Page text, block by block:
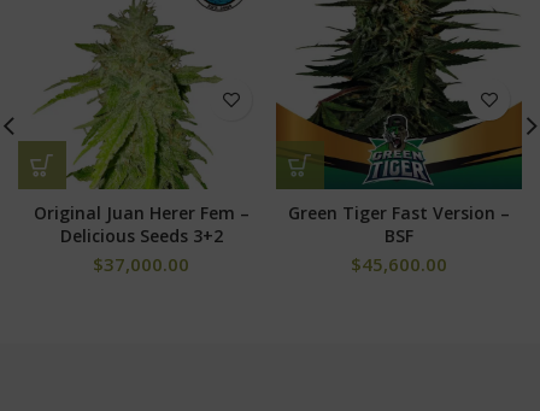
Original Juan Herer Fem –
Delicious Seeds 3+2
$37,000.00
Green Tiger Fast Version –
BSF
$45,600.00